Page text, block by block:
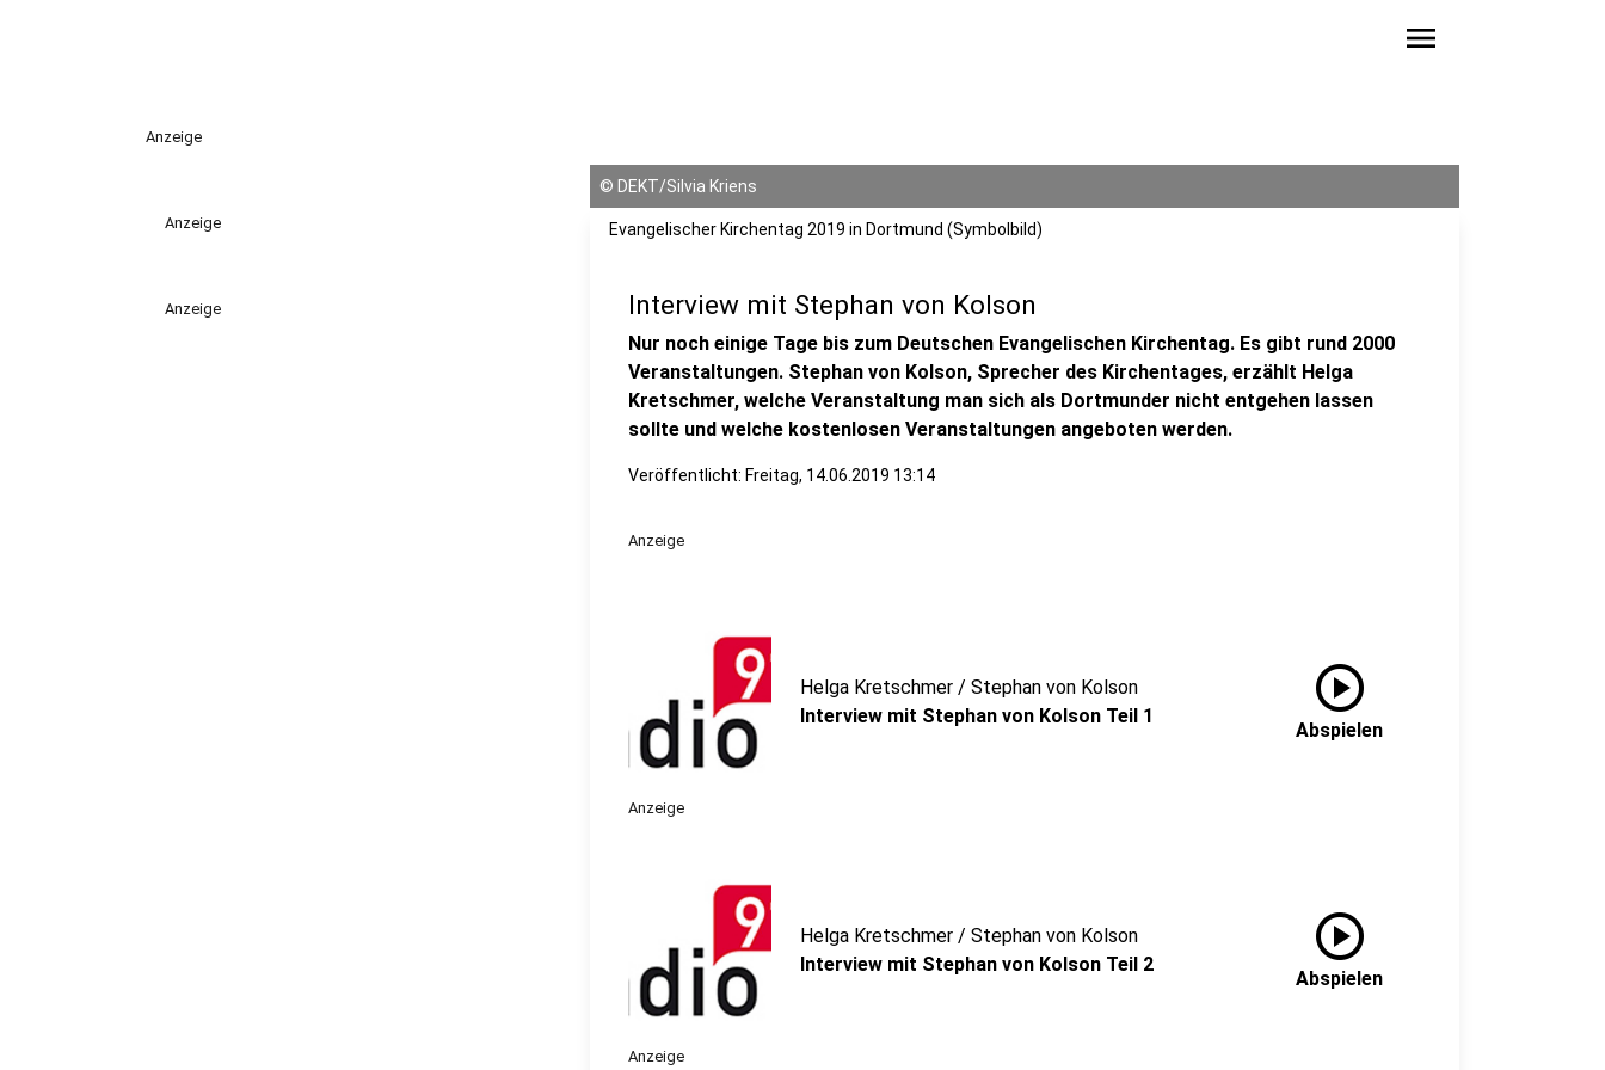
menu
Anzeige
Anzeige
Anzeige
© DEKT/Silvia Kriens
Evangelischer Kirchentag 2019 in Dortmund (Symbolbild)
Interview mit Stephan von Kolson
Nur noch einige Tage bis zum Deutschen Evangelischen Kirchentag. Es gibt rund 2000
Veranstaltungen. Stephan von Kolson, Sprecher des Kirchentages, erzählt Helga
Kretschmer, welche Veranstaltung man sich als Dortmunder nicht entgehen lassen
sollte und welche kostenlosen Veranstaltungen angeboten werden.
Veröffentlicht: Freitag, 14.06.2019 13:14
Anzeige
Helga Kretschmer / Stephan von Kolson
Interview mit Stephan von Kolson Teil 1
play_circle
Abspielen
Anzeige
Helga Kretschmer / Stephan von Kolson
Interview mit Stephan von Kolson Teil 2
play_circle
Abspielen
Anzeige